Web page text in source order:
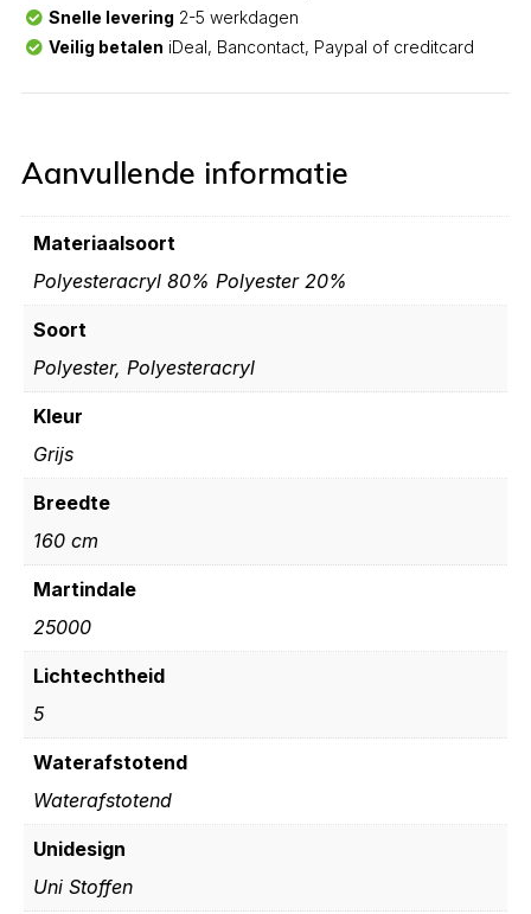
Snelle levering 2-5 werkdagen
Veilig betalen iDeal, Bancontact, Paypal of creditcard
Aanvullende informatie
Materiaalsoort
Polyesteracryl 80% Polyester 20%
Soort
Polyester, Polyesteracryl
Kleur
Grijs
Breedte
160 cm
Martindale
25000
Lichtechtheid
5
Waterafstotend
Waterafstotend
Unidesign
Uni Stoffen